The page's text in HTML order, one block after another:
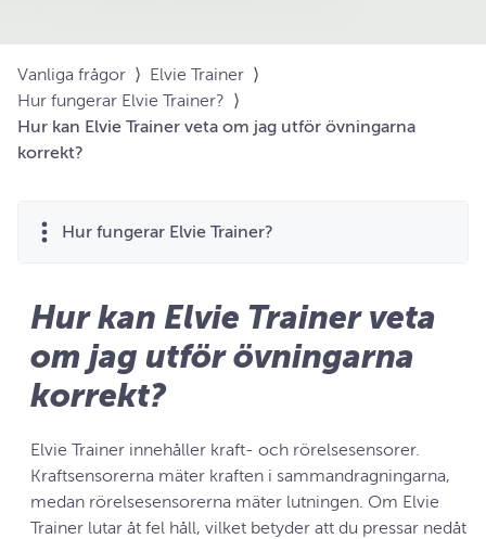
Vanliga frågor ⟩ Elvie Trainer ⟩
Hur fungerar Elvie Trainer? ⟩
Hur kan Elvie Trainer veta om jag utför övningarna
korrekt?
Hur fungerar Elvie Trainer?
Hur kan Elvie Trainer veta
om jag utför övningarna
korrekt?
Elvie Trainer innehåller kraft- och rörelsesensorer.
Kraftsensorerna mäter kraften i sammandragningarna,
medan rörelsesensorerna mäter lutningen. Om Elvie
Trainer lutar åt fel håll, vilket betyder att du pressar nedåt